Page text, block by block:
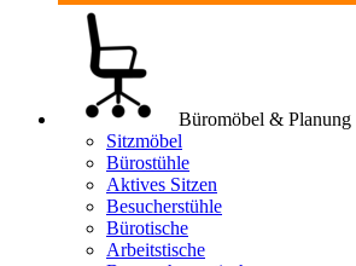
Büromöbel & Planung
Sitzmöbel
Bürostühle
Aktives Sitzen
Besucherstühle
Bürotische
Arbeitstische